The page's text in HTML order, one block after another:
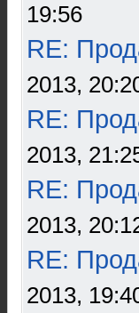
19:56
RE:
2013,
RE:
2013,
RE:
2013,
RE:
2013,